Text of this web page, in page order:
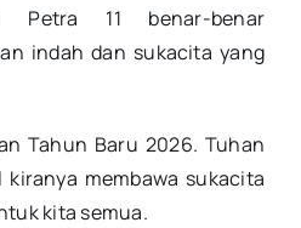
Petra 11 benar-benar
indah dan sukacita yang
Tahun Baru 2026. Tuhan
kiranya membawa sukacita
kita semua.